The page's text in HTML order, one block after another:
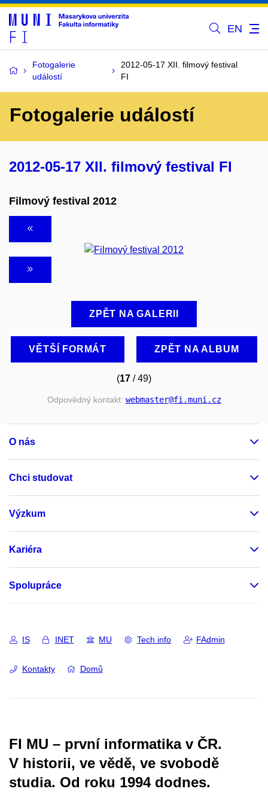
EN
Fotogalerie
událostí
2012-05-17 XII. filmový festival
FI
Fotogalerie událostí
2012-05-17 XII. filmový festival FI
Filmový festival 2012
ZPĚT NA GALERII
VĚTŠÍ FORMÁT ZPĚT NA ALBUM
(17 / 49)
Odpovědný kontakt: webmaster@fi.muni.cz
O nás
Chci studovat
Výzkum
Kariéra
Spolupráce
IS INET MU Tech info FAdmin
Kontakty Domů
FI MU – první informatika v ČR.
V historii, ve vědě, ve svobodě
studia. Od roku 1994 dodnes.